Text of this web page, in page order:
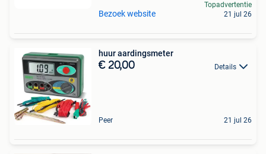
Bezoek website
Topadvertentie
21 jul 26
huur aardingsmeter
€ 20,00 Details
Peer 21 jul 26